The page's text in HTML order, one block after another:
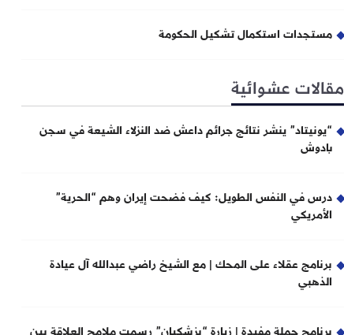
مستجدات استكمال تشكيل الحكومة
مقالات عشوائية
“يونيتاد” ينشر نتائج جرائم داعش ضد النزلاء الشيعة في سجن
بادوش
درس في النفس الطويل: كيف فضحت إيران وهم “الحرية”
الأمريكي
برنامج عقلاء على المحك | مع الشيخ راضي عبدالله آل عيادة
الذهبي